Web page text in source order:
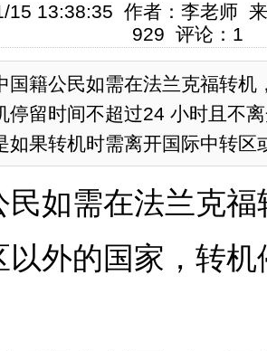
15 13:38:35 作者：李老师
929 评论：1
国籍公民如需在法兰克福转机
停留时间不超过24 小时且不
如果转机时需离开国际中转区
民如需在法兰克
以外的国家，转